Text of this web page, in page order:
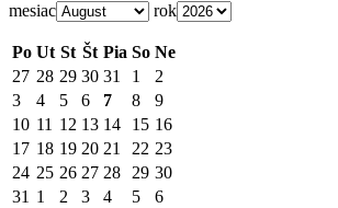
mesiac rok
Po Ut St Št Pia So Ne
27 28 29 30 31 1
2
3
4 5 6 7 8
9
10 11 12 13 14 15 16
17 18 19 20 21 22 23
24 25 26 27 28 29 30
31 1 2 3 4 5 6